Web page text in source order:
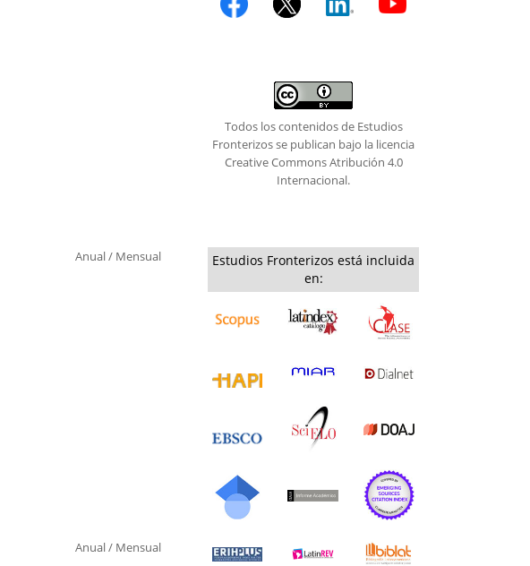
Anual/ Mensual
Anual/ Mensual
Todos los contenidos de Estudios
Fronterizos se publican bajo la licencia
Creative Commons Atribución 4.0
Internacional.
Estudios Fronterizos está incluida
en: